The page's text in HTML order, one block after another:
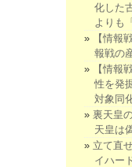
化した
よりも
【情報
報戦の
【情報
性を発
対象同
裏天皇
天皇は
立て直
イハー